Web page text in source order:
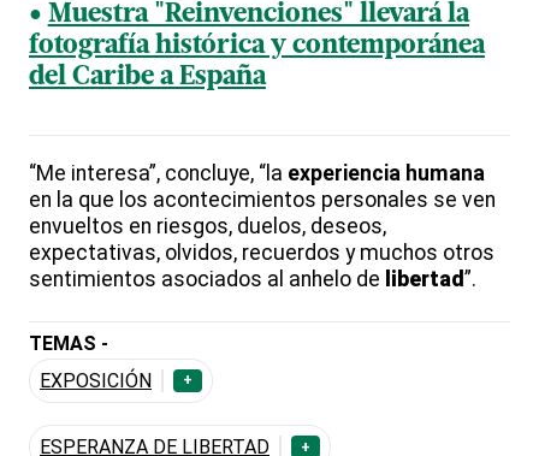
Muestra "Reinvenciones" llevará la
fotografía histórica y contemporánea
del Caribe a España
“Me interesa”, concluye, “la experiencia humana
en la que los acontecimientos personales se ven
envueltos en riesgos, duelos, deseos,
expectativas, olvidos, recuerdos y muchos otros
sentimientos asociados al anhelo de libertad ”.
TEMAS -
EXPOSICIÓN
+
ESPERANZA DE LIBERTAD +